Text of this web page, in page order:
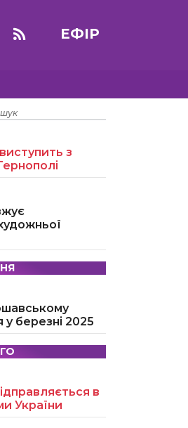
ЕФІР
з
у березні 2025
в
України